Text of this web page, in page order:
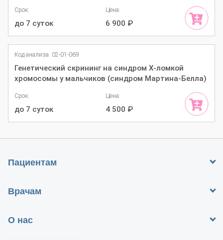
Срок:
до 7 суток
Цена:
6 900 ₽
Код анализа: 02-01-069
Генетический скрининг на синдром Х-ломкой
хромосомы у мальчиков (синдром Мартина-Белла)
Срок:
до 7 суток
Цена:
4 500 ₽
Пациентам
Врачам
О нас